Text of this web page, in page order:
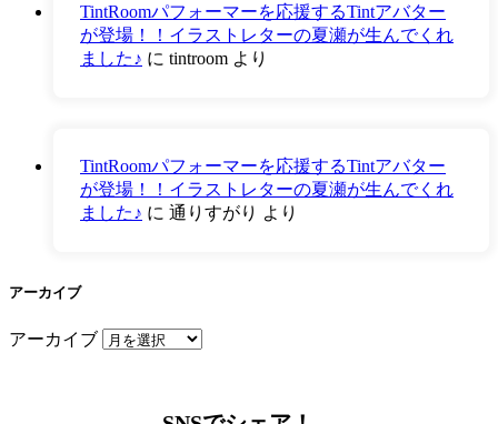
TintRoomパフォーマーを応援するTintアバター
が登場！！イラストレターの夏瀬が生んでくれ
ました♪ に tintroom より
TintRoomパフォーマーを応援するTintアバター
が登場！！イラストレターの夏瀬が生んでくれ
ました♪ に 通りすがり より
アーカイブ
アーカイブ